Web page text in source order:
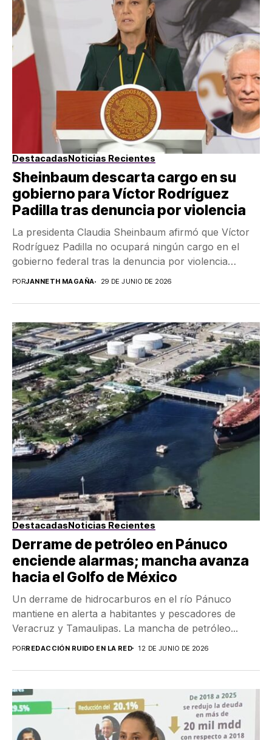
DestacadasNoticias Recientes
Sheinbaum descarta cargo en su
gobierno para Víctor Rodríguez
Padilla tras denuncia por violencia
La presidenta Claudia Sheinbaum afirmó que Víctor
Rodríguez Padilla no ocupará ningún cargo en el
gobierno federal tras la denuncia por violencia
familiar....
PORJANNETH MAGAÑA 29 DE JUNIO DE 2026
DestacadasNoticias Recientes
Derrame de petróleo en Pánuco
enciende alarmas; mancha avanza
hacia el Golfo de México
Un derrame de hidrocarburos en el río Pánuco
mantiene en alerta a habitantes y pescadores de
Veracruz y Tamaulipas. La mancha de petróleo...
PORREDACCIÓN RUIDO EN LA RED 12 DE JUNIO DE 2026